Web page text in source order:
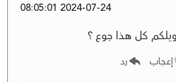
2024-07-24 08:05:01
كل هذا جوع ؟
إعجاب رد